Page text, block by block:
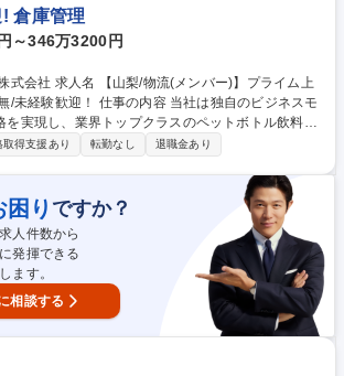
倉庫管理
～346万3200円
バー)】プライム上
容 当社は独自のビジネスモ
を実現し、業界トップクラスのペットボトル飲料メ
です。そんな当社山中湖工場にて、物流職をお任せ
業務 ■倉庫内作業 ■在庫管理（PC業務・事務作業）
きます またそのほか、これらに付随する業務をお任
の免許も会社費用で取得頂くことが可能！将来的に
担当いただく可能性がございます。 募集職種
】プライム上場企業グループ/転勤無/未経験歓迎！
取得支援あり 転勤なし 退職金あり
困り ですか？
人件数から
発揮できる
ます。
相談する